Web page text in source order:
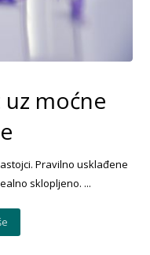
moćne
Pravilno usklađene
sklopljeno. ...